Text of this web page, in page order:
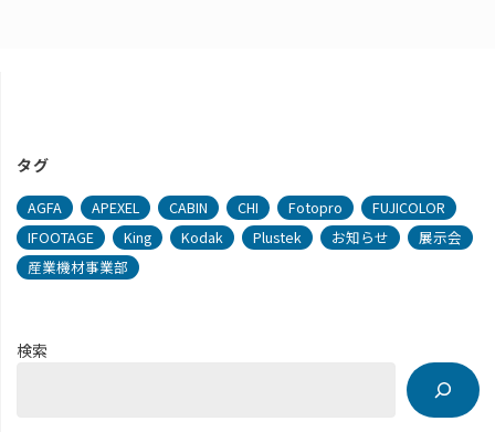
タグ
AGFA APEXEL CABIN CHI Fotopro
FUJICOLOR
IFOOTAGE
King Kodak Plustek お知らせ
展示会
産業機材事業部
検索